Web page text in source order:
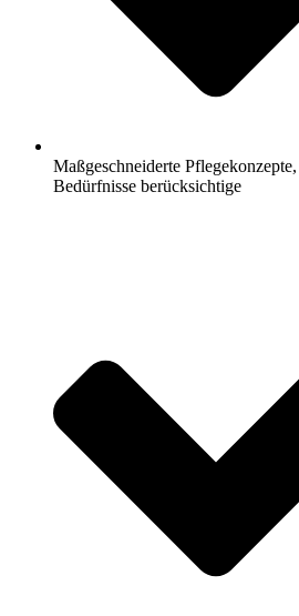
Maßgeschneiderte
Bedürfnisse berücksichtige